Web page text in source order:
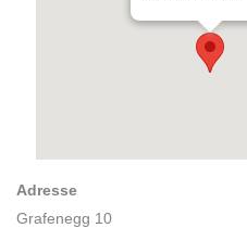
Adresse
Grafenegg 10